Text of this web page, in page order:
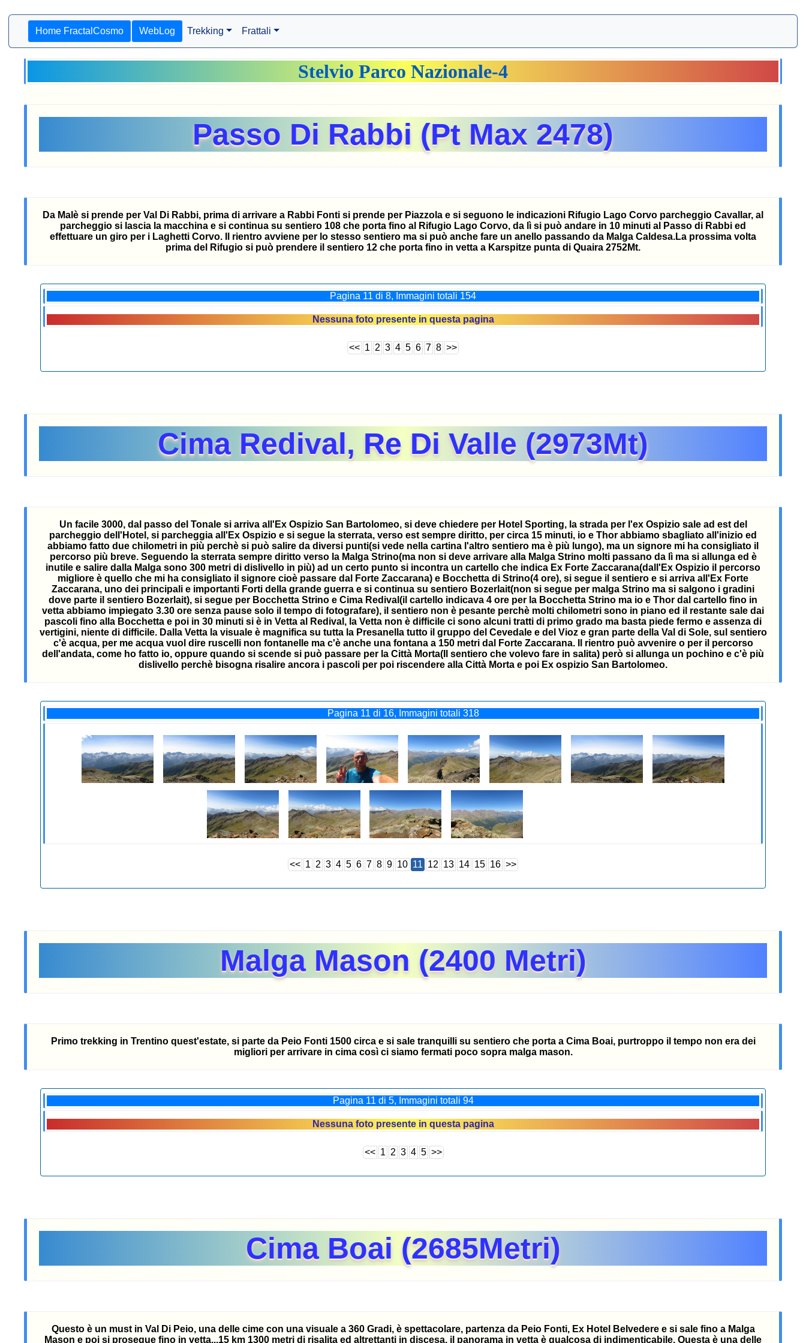
Home FractalCosmo WebLog Trekking Frattali
Stelvio Parco Nazionale-4
Passo Di Rabbi (Pt Max 2478)
Da Malè si prende per Val Di Rabbi, prima di arrivare a Rabbi Fonti si prende per Piazzola e si seguono le indicazioni Rifugio Lago Corvo parcheggio Cavallar, al
parcheggio si lascia la macchina e si continua su sentiero 108 che porta fino al Rifugio Lago Corvo, da lì si può andare in 10 minuti al Passo di Rabbi ed
effettuare un giro per i Laghetti Corvo. Il rientro avviene per lo stesso sentiero ma si può anche fare un anello passando da Malga Caldesa.La prossima volta
prima del Rifugio si può prendere il sentiero 12 che porta fino in vetta a Karspitze punta di Quaira 2752Mt.
Pagina 11 di 8, Immagini totali 154
Nessuna foto presente in questa pagina
<< 1 2 3 4 5 6 7 8 >>
Cima Redival, Re Di Valle (2973Mt)
Un facile 3000, dal passo del Tonale si arriva all'Ex Ospizio San Bartolomeo, si deve chiedere per Hotel Sporting, la strada per l'ex Ospizio sale ad est del
parcheggio dell'Hotel, si parcheggia all'Ex Ospizio e si segue la sterrata, verso est sempre diritto, per circa 15 minuti, io e Thor abbiamo sbagliato all'inizio ed
abbiamo fatto due chilometri in più perchè si può salire da diversi punti(si vede nella cartina l'altro sentiero ma è più lungo), ma un signore mi ha consigliato il
percorso più breve. Seguendo la sterrata sempre diritto verso la Malga Strino(ma non si deve arrivare alla Malga Strino molti passano da lì ma si allunga ed è
inutile e salire dalla Malga sono 300 metri di dislivello in più) ad un certo punto si incontra un cartello che indica Ex Forte Zaccarana(dall'Ex Ospizio il percorso
migliore è quello che mi ha consigliato il signore cioè passare dal Forte Zaccarana) e Bocchetta di Strino(4 ore), si segue il sentiero e si arriva all'Ex Forte
Zaccarana, uno dei principali e importanti Forti della grande guerra e si continua su sentiero Bozerlait(non si segue per malga Strino ma si salgono i gradini
dove parte il sentiero Bozerlait), si segue per Bocchetta Strino e Cima Redival(il cartello indicava 4 ore per la Bocchetta Strino ma io e Thor dal cartello fino in
vetta abbiamo impiegato 3.30 ore senza pause solo il tempo di fotografare), il sentiero non è pesante perchè molti chilometri sono in piano ed il restante sale dai
pascoli fino alla Bocchetta e poi in 30 minuti si è in Vetta al Redival, la Vetta non è difficile ci sono alcuni tratti di primo grado ma basta piede fermo e assenza di
vertigini, niente di difficile. Dalla Vetta la visuale è magnifica su tutta la Presanella tutto il gruppo del Cevedale e del Vioz e gran parte della Val di Sole, sul sentiero
c'è acqua, per me acqua vuol dire ruscelli non fontanelle ma c'è anche una fontana a 150 metri dal Forte Zaccarana. Il rientro può avvenire o per il percorso
dell'andata, come ho fatto io, oppure quando si scende si può passare per la Città Morta(Il sentiero che volevo fare in salita) però si allunga un pochino e c'è più
dislivello perchè bisogna risalire ancora i pascoli per poi riscendere alla Città Morta e poi Ex ospizio San Bartolomeo.
Pagina 11 di 16, Immagini totali 318
<< 1 2 3 4 5 6 7 8 9 10 11 12 13 14 15 16 >>
Malga Mason (2400 Metri)
Primo trekking in Trentino quest'estate, si parte da Peio Fonti 1500 circa e si sale tranquilli su sentiero che porta a Cima Boai, purtroppo il tempo non era dei
migliori per arrivare in cima così ci siamo fermati poco sopra malga mason.
Pagina 11 di 5, Immagini totali 94
Nessuna foto presente in questa pagina
<< 1 2 3 4 5 >>
Cima Boai (2685Metri)
Questo è un must in Val Di Peio, una delle cime con una visuale a 360 Gradi, è spettacolare, partenza da Peio Fonti, Ex Hotel Belvedere e si sale fino a Malga
Mason e poi si prosegue fino in vetta...15 km 1300 metri di risalita ed altrettanti in discesa, il panorama in vetta è qualcosa di indimenticabile. Questa è una delle